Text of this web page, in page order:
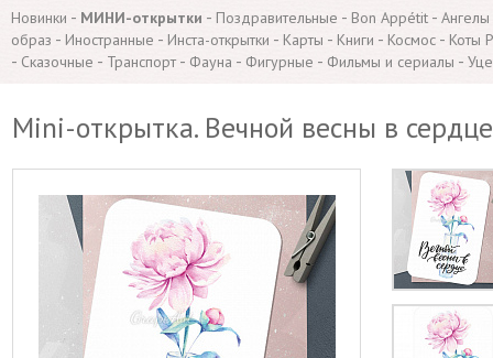
Новинки - МИНИ-открытки - Поздравительные - Bon Appétit -
образ - Иностранные - Инста-открытки - Карты - Книги - Космос - Коты
- Сказочные - Транспорт- Фауна - Фигурные - Фильмы и сериалы -
Mini-открытка. Вечной весны в сердце